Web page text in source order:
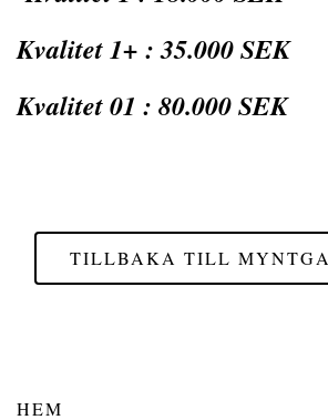
Kvalitet 1+ : 35.000 SEK
Kvalitet 01 : 80.000 SEK
TILLBAKA TILL
HEM